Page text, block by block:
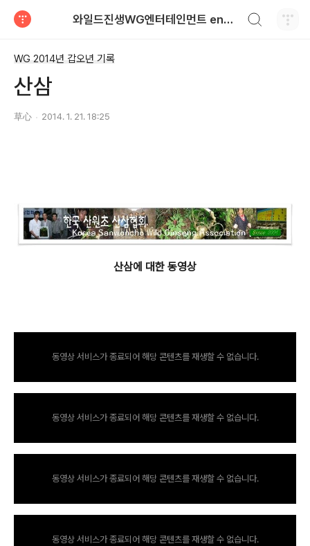
와일드진생WG엔터테인먼트 entertainment
WG 2014년 갑오년 기록
산삼
草心 2014. 1. 21. 18:25
산삼에 대한 동영상
동영상 서비스가 종료되어 해당 콘텐츠를 재생할 수 없습니다.
동영상 서비스가 종료되어 해당 콘텐츠를 재생할 수 없습니다.
동영상 서비스가 종료되어 해당 콘텐츠를 재생할 수 없습니다.
동영상 서비스가 종료되어 해당 콘텐츠를 재생할 수 없습니다.